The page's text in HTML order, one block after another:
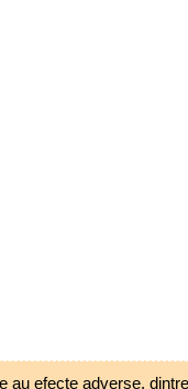
au efecte adverse,